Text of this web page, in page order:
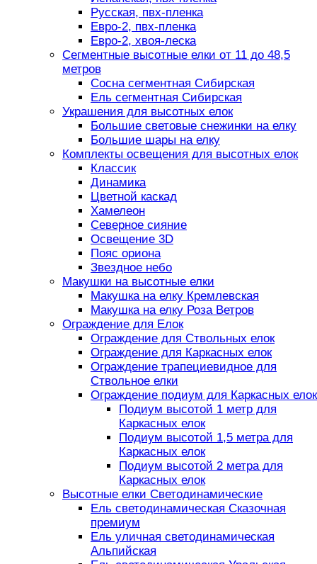
Русская, пвх-пленка
Евро-2, пвх-пленка
Евро-2, хвоя-леска
Сегментные высотные елки от 11 до 48,5
метров
Сосна сегментная Сибирская
Ель сегментная Сибирская
Украшения для высотных елок
Большие световые снежинки на елку
Большие шары на елку
Комплекты освещения для высотных елок
Классик
Динамика
Цветной каскад
Хамелеон
Северное сияние
Освещение 3D
Пояс ориона
Звездное небо
Макушки на высотные елки
Макушка на елку Кремлевская
Макушка на елку Роза Ветров
Ограждение для Елок
Ограждение для Ствольных елок
Ограждение для Каркасных елок
Ограждение трапециевидное для
Ствольное елки
Ограждение подиум для Каркасных елок
Подиум высотой 1 метр для
Каркасных елок
Подиум высотой 1,5 метра для
Каркасных елок
Подиум высотой 2 метра для
Каркасных елок
Высотные елки Светодинамические
Ель светодинамическая Сказочная
премиум
Ель уличная светодинамическая
Альпийская